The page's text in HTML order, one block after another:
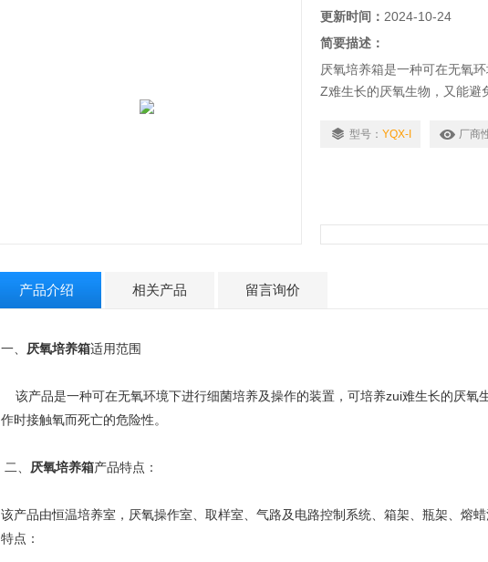
更新时间： 2024-10-24
简要描述：
厌氧培养箱是一种可在无氧
Z难生长的厌氧生物，又能避
型号： YQX-I 厂商
产品介绍 相关产品 留言询价
一、 厌氧培养箱适用范围
该产品是一种可在无氧环境下进行细菌培养及操作的装置，可培养zui难生长的厌氧
作时接触氧而死亡的危险性。
二、 厌氧培养箱产品特点：
该产品由恒温培养室，厌氧操作室、取样室、气路及电路控制系统、箱架、瓶架、熔
特点：